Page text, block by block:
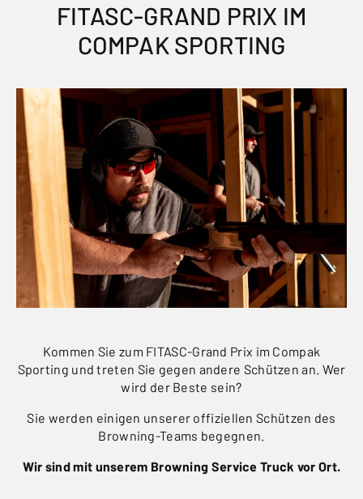
FITASC-GRAND PRIX IM
COMPAK SPORTING
Kommen Sie zum FITASC-Grand Prix im Compak
Sporting und treten Sie gegen andere Schützen an. Wer
wird der Beste sein?
Sie werden einigen unserer offiziellen Schützen des
Browning-Teams begegnen.
Wir sind mit unserem Browning Service Truck vor Ort.